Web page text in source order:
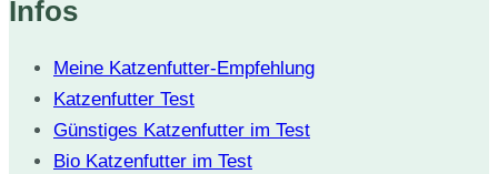
Infos
Meine Katzenfutter-Empfehlung
Katzenfutter Test
Günstiges Katzenfutter im Test
Bio Katzenfutter im Test